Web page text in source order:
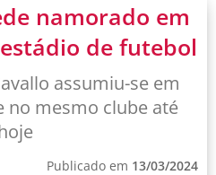
namorado em
de futebol
assumiu-se em
no mesmo clube até
Publicado em 13/03/2024